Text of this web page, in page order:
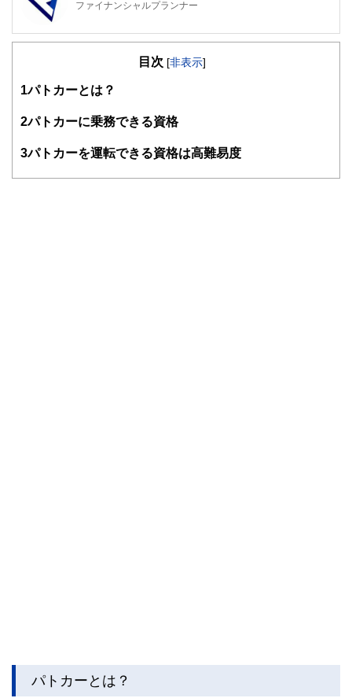
ファイナンシャルプランナー
FinancialField編集部は、金融、経済に関する記事を、日々
知識がない方でも理解できるようわかりやすく発信していま
得者を中心に「お金や暮らし」に関する書籍・雑誌の編集経
験者で構成され、企画立案から記事掲載まですべての工程に
関わることで、読者目線のコンテンツを追求しています。
目次 [非表示]
1 パトカーとは？
2パトカーに乗務できる資格
3パトカーを運転できる資格は高難易度
パトカーとは？